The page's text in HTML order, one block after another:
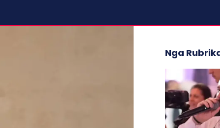
Nga